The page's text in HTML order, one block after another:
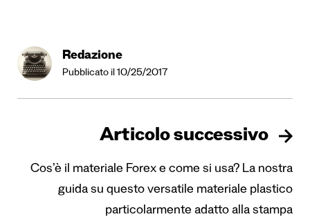
Redazione
Pubblicato il 10/25/2017
Articolo successivo
Cos’è il materiale Forex e come si usa? La nostra
guida su questo versatile materiale plastico
particolarmente adatto alla stampa